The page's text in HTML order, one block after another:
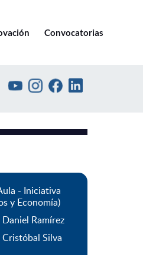
Convocatorias
- Iniciativa
y Economía)
Ramírez
Silva